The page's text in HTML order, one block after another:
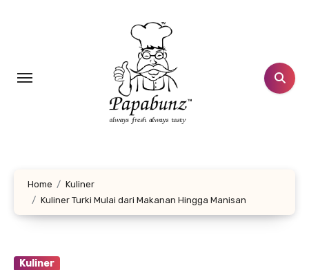
Home
Kuliner
Kuliner Turki Mulai dari Makanan Hingga Manisan
Kuliner